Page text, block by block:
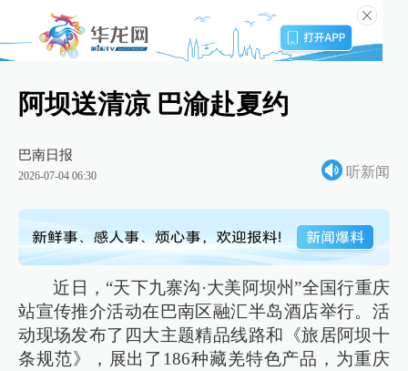
阿坝送清凉 巴渝赴夏约
巴南日报
2026-07-04 06:30 听新闻
近日，“天下九寨沟·大美阿坝州”全国行重庆
站宣传推介活动在巴南区融汇半岛酒店举行。活
动现场发布了四大主题精品线路和《旅居阿坝十
条规范》，展出了186种藏羌特色产品，为重庆